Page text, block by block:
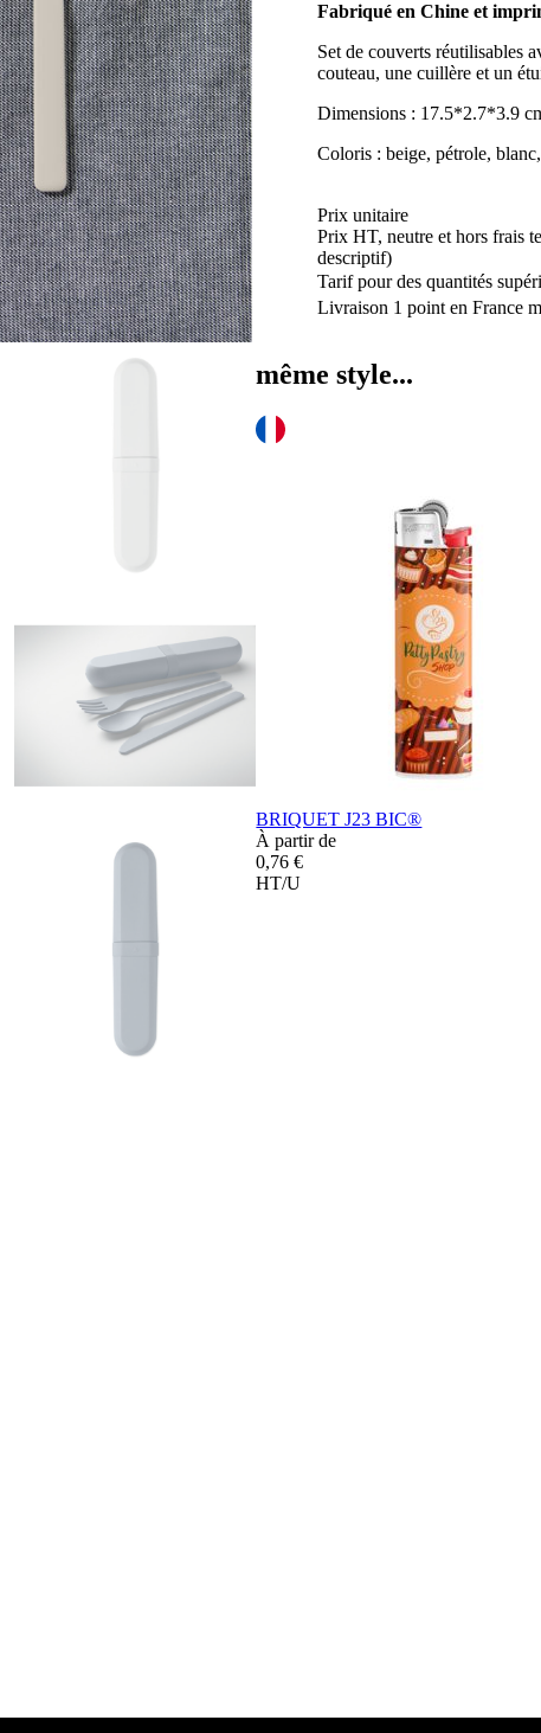
DE
REUTILISABLES
AVEC
EN
BITEFUL
Fabriqué en Chine et
Set de couverts réutilisables
couteau, une cuillère et un
Dimensions : 17.5*2.7*3.9
Coloris : beige, pétrole,
Prix unitaire
Prix HT, neutre et hors frais
descriptif)
Tarif pour des quantités
Livraison 1 point en France
même style...
BRIQUET J23 BIC®
À partir de
0,76 €
HT/U